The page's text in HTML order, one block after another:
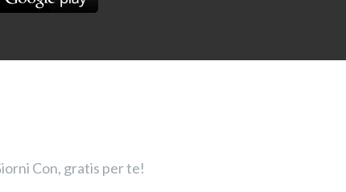
Con, gratis per te!